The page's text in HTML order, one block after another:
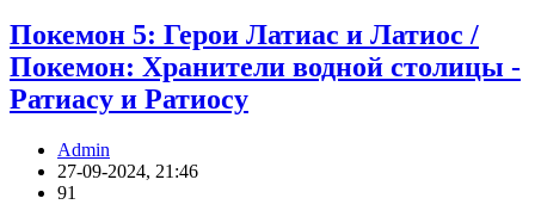
Покемон 5: Герои Латиас и Латиос /
Покемон: Хранители водной столицы -
Ратиасу и Ратиосу
Admin
27-09-2024, 21:46
91